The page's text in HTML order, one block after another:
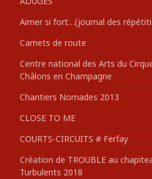
:Aimer si fort…(journal des
Carnets de route
Centre national des Arts du
Châlons en Champagne
Chantiers Nomades 2013
CLOSE TO ME
COURTS-CIRCUITS # Ferfay
Création de TROUBLE au
Turbulents 2018